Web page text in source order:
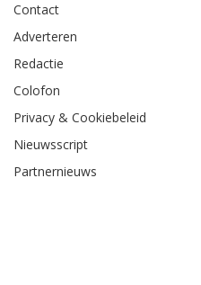
Contact
Adverteren
Redactie
Colofon
Privacy & Cookiebeleid
Nieuwsscript
Partnernieuws